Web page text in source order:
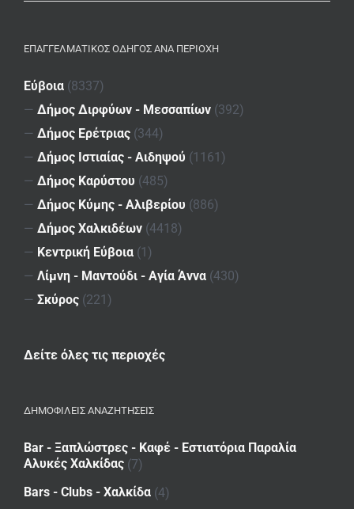
ΕΠΑΓΓΕΛΜΑΤΙΚΌΣ ΟΔΗΓΌΣ ΑΝΆ ΠΕΡΙΟΧΉ
Εύβοια (8337)
— Δήμος Διρφύων - Μεσσαπίων (392)
— Δήμος Ερέτριας (344)
— Δήμος Ιστιαίας - Αιδηψού (1161)
— Δήμος Καρύστου (485)
— Δήμος Κύμης - Αλιβερίου (886)
— Δήμος Χαλκιδέων (4418)
— Κεντρική Εύβοια (1)
— Λίμνη - Μαντούδι - Αγία Άννα (430)
— Σκύρος (221)
Δείτε όλες τις περιοχές
ΔΗΜΟΦΙΛΕΙΣ ΑΝΑΖΗΤΗΣΕΙΣ
Bar - Ξαπλώστρες - Καφέ - Εστιατόρια Παραλία
Αλυκές Χαλκίδας (7)
Bars - Clubs - Χαλκίδα (4)